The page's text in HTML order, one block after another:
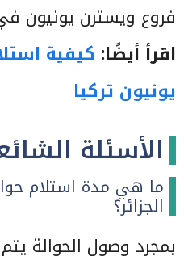
فروع ويسترن يونيون في
اقرأ أيضًا: كيفية
يونيون تركيا
الأسئلة
ما هي مدة استلام
الجزائر؟
بمجرد وصول الحوالة